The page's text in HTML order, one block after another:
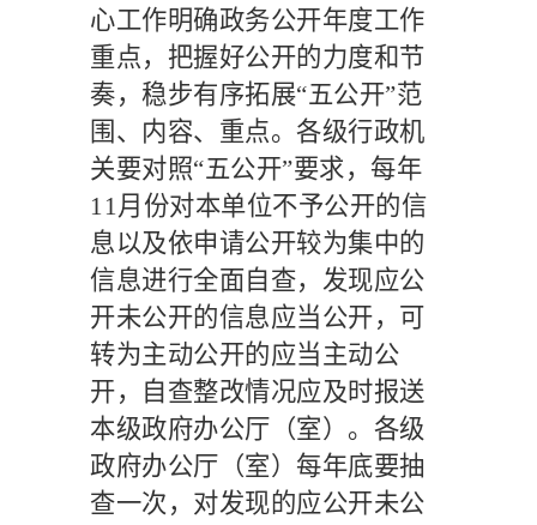
心工作明确政务公开年度工作
重点，把握好公开的力度和节
奏，稳步有序拓展“五公开”范
围、内容、重点。各级行政机
关要对照“五公开”要求，每年
11月份对本单位不予公开的信
息以及依申请公开较为集中的
信息进行全面自查，发现应公
开未公开的信息应当公开，可
转为主动公开的应当主动公
开，自查整改情况应及时报送
本级政府办公厅（室）。各级
政府办公厅（室）每年底要抽
查一次，对发现的应公开未公